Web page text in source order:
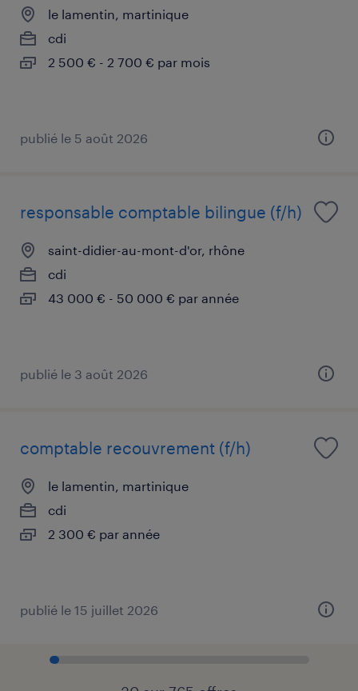
le lamentin, martinique
cdi
2 500 € - 2 700 € par mois
publié le 5 août 2026
responsable comptable bilingue (f/h)
saint-didier-au-mont-d'or, rhône
cdi
43 000 € - 50 000 € par année
publié le 3 août 2026
comptable recouvrement (f/h)
le lamentin, martinique
cdi
2 300 € par année
publié le 15 juillet 2026